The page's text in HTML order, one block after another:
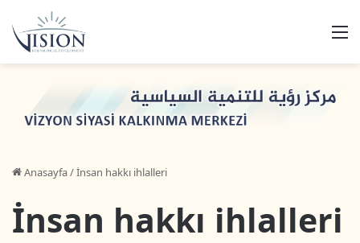
Anasayfa/İnsan hakkı ihlalleri
İnsan hakkı ihlalleri